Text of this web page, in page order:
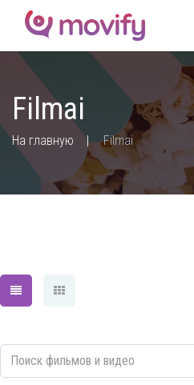
Filmai
На главную Filmai